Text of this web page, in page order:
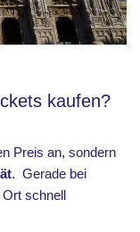
kaufen?
Preis an, sondern
. Gerade bei
schnell